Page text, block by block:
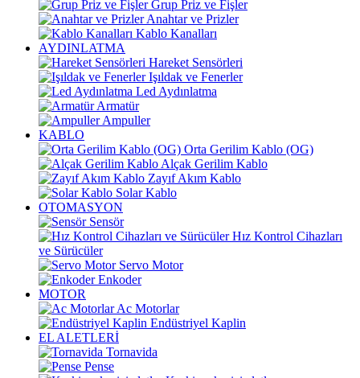
Grup Priz ve Fişler
Anahtar ve Prizler
Kablo Kanalları
AYDINLATMA
Hareket Sensörleri
Işıldak ve Fenerler
Led Aydınlatma
Armatür
Ampuller
KABLO
Orta Gerilim Kablo (OG)
Alçak Gerilim Kablo
Zayıf Akım Kablo
Solar Kablo
OTOMASYON
Sensör
Hız Kontrol Cihazları
ve Sürücüler
Servo Motor
Enkoder
MOTOR
Ac Motorlar
Endüstriyel Kaplin
EL ALETLERİ
Tornavida
Pense